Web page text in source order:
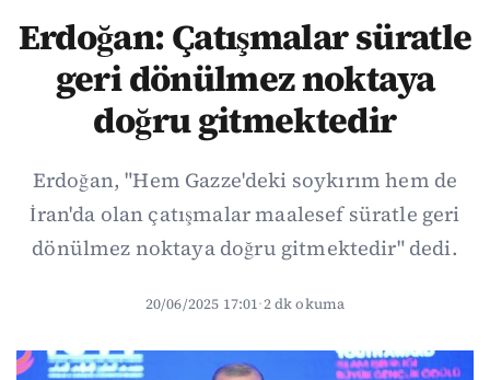
Erdoğan: Çatışmalar süratle
geri dönülmez noktaya
doğru gitmektedir
Erdoğan, "Hem Gazze'deki soykırım hem de
İran'da olan çatışmalar maalesef süratle geri
dönülmez noktaya doğru gitmektedir" dedi.
20/06/2025 17:01·2 dk okuma